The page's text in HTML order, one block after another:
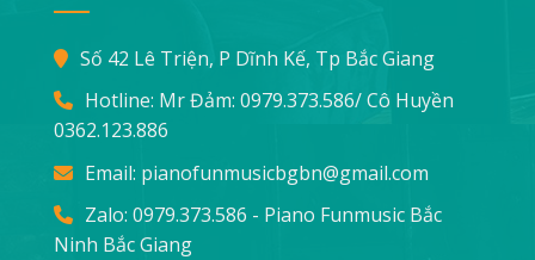
Số 42 Lê Triện, P Dĩnh Kế, Tp Bắc Giang
Hotline: Mr Đảm: 0979.373.586/ Cô Huyền
0362.123.886
Email: pianofunmusicbgbn@gmail.com
Zalo: 0979.373.586 - Piano Funmusic Bắc
Ninh Bắc Giang